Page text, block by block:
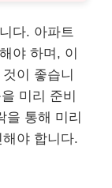
다. 아파트
야 하며, 이
이 좋습니
미리 준비
을 통해 미리
야 합니다.